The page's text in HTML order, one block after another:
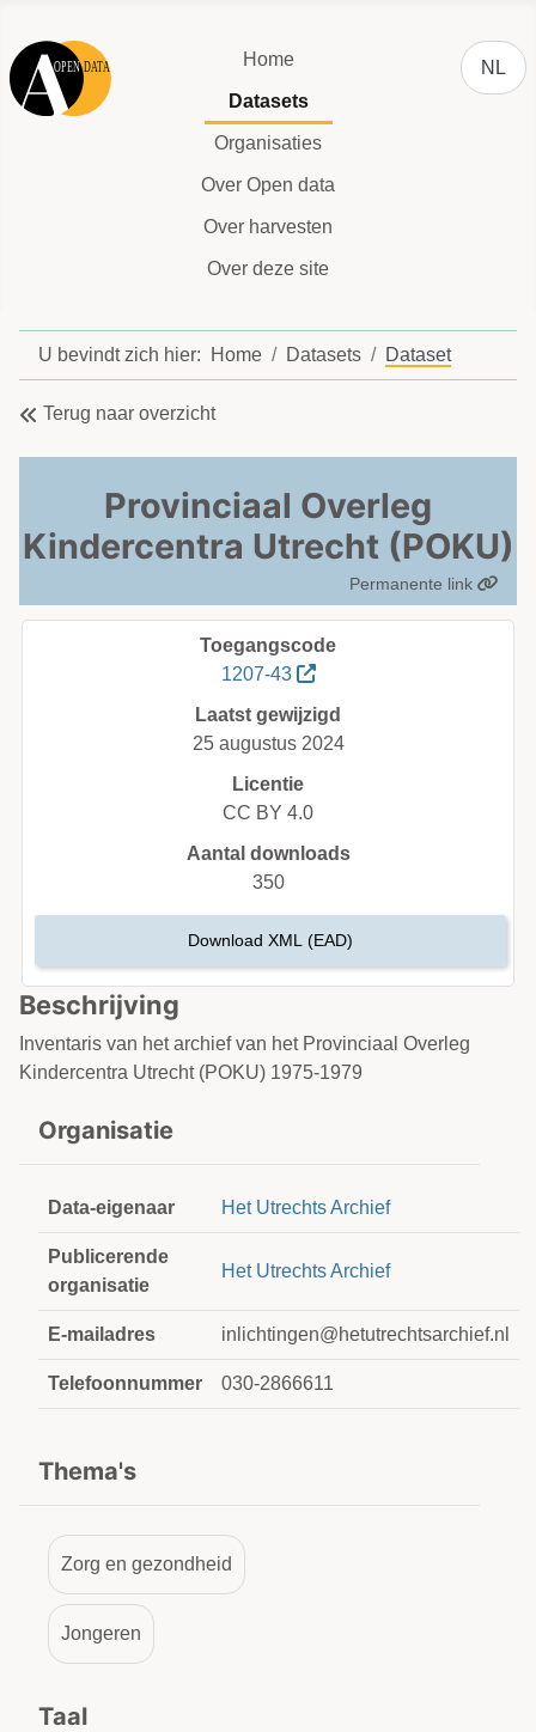
Home
Datasets
Organisaties
Over Open data
Over harvesten
Over deze site
NL
U bevindt zich hier: Home Datasets Dataset
Terug naar overzicht
Provinciaal Overleg
Kindercentra Utrecht (POKU)
Permanente link
Beschrijving
Inventaris van het archief van het Provinciaal Overleg
Kindercentra Utrecht (POKU) 1975-1979
Organisatie
Data-eigenaar Het Utrechts Archief
Publicerende
organisatie
Het Utrechts Archief
E-mailadres inlichtingen@hetutrechtsarchief.nl
Telefoonnummer 030-2866611
Thema's
Zorg en gezondheid
Jongeren
Taal
Toegangscode
1207-43
Laatst gewijzigd
25 augustus 2024
Licentie
CC BY 4.0
Aantal downloads
350
Download XML (EAD)